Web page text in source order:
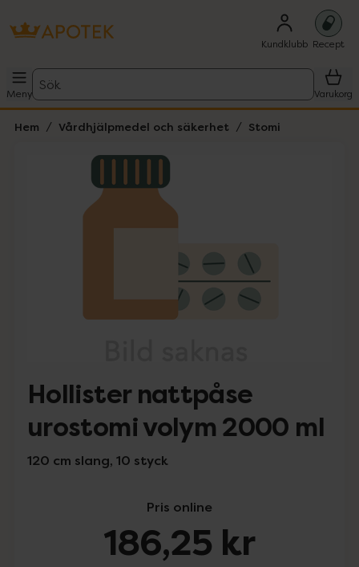
Kundklubb Recept
Meny
Sök
Varukorg
Hem Vårdhjälpmedel och säkerhet Stomi
Lista: . Innehåller 1 objekt.
Hollister nattpåse
urostomi volym 2000 ml
120 cm slang, 10 styck
Pris online
186,25 kr